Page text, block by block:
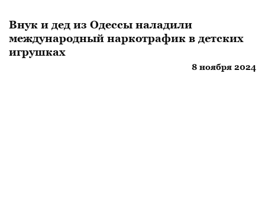
Внук и дед из Одессы наладили
международный наркотрафик в детских
игрушках
8 ноября 2024